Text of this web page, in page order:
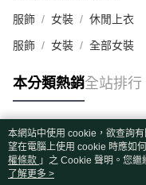
服飾 女裝 休閒上衣
服飾 女裝 全部女裝
本分類熱銷全站排行
熱門標籤
本網站中使用 cookie，欲查詢
望在電腦上使用 cookie 時應如
權條款 」之 Cookie 聲明。您
用條款之 Cookie 聲明使用
了解更多 >